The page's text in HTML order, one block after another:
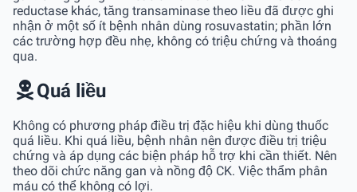
reductase khác, tăng transaminase theo liều đã được ghi
nhận ở một số ít bệnh nhân dùng rosuvastatin; phần lớn
các trường hợp đều nhẹ, không có triệu chứng và thoáng
qua.
Quá liều
Không có phương pháp điều trị đặc hiệu khi dùng thuốc
quá liều. Khi quá liều, bệnh nhân nên được điều trị triệu
chứng và áp dụng các biện pháp hỗ trợ khi cần thiết. Nên
theo dõi chức năng gan và nồng độ CK. Việc thẩm phân
máu có thể không có lợi.